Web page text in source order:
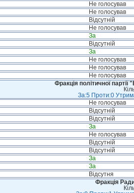
Не голосував
Не голосував
Відсутній
Не голосував
За
Відсутній
За
Не голосував
Не голосував
Не голосував
Фракція політичної
За:5 Проти:0
Не голосував
Відсутній
Відсутній
За
Не голосував
Відсутній
Відсутній
За
За
Відсутня
Фракція